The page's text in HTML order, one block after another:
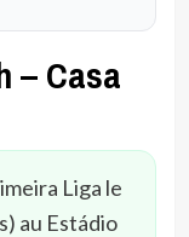
– Casa
Liga le
au Estádio